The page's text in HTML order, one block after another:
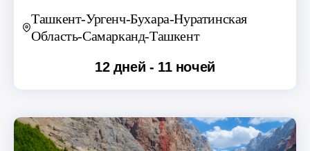
Ташкент-Ургенч-Бухара-Нуратинская
Область-Самарканд-Ташкент
12 дней - 11 ночей